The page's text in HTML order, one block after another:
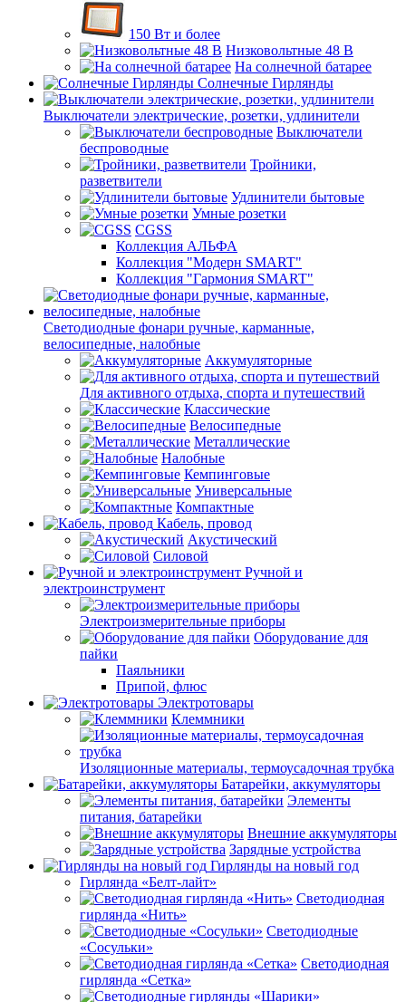
150 Вт и более
Низковольтные 48 В
На солнечной батарее
Солнечные Гирлянды
Выключатели электрические, розетки, удлинители
Выключатели
беспроводные
Тройники,
разветвители
Удлинители бытовые
Умные розетки
CGSS
Коллекция АЛЬФА
Коллекция "Модерн SMART"
Коллекция "Гармония SMART"
Светодиодные фонари ручные, карманные,
велосипедные, налобные
Аккумуляторные
Для активного отдыха, спорта и путешествий
Классические
Велосипедные
Металлические
Налобные
Кемпинговые
Универсальные
Компактные
Кабель, провод
Акустический
Силовой
Ручной и
электроинструмент
Электроизмерительные приборы
Оборудование для
пайки
Паяльники
Припой, флюс
Электротовары
Клеммники
Изоляционные материалы, термоусадочная трубка
Батарейки, аккумуляторы
Элементы
питания, батарейки
Внешние аккумуляторы
Зарядные устройства
Гирлянды на новый год
Гирлянда «Белт-лайт»
Светодиодная
гирлянда «Нить»
Светодиодные
«Сосульки»
Светодиодная
гирлянда «Сетка»